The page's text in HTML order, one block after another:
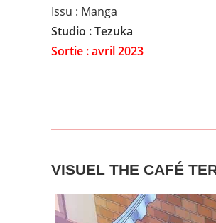
Issu : Manga
Studio : Tezuka
Sortie : avril 2023
VISUEL THE CAFÉ